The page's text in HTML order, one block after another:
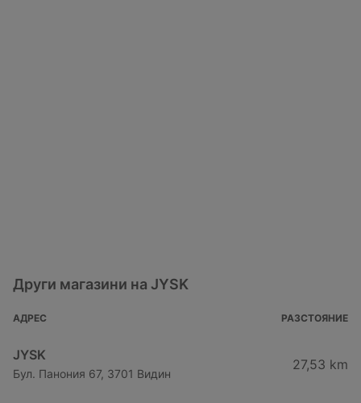
Други магазини на JYSK
АДРЕС РАЗСТОЯНИЕ
JYSK
Бул. Панония 67, 3701 Видин
27,53 km